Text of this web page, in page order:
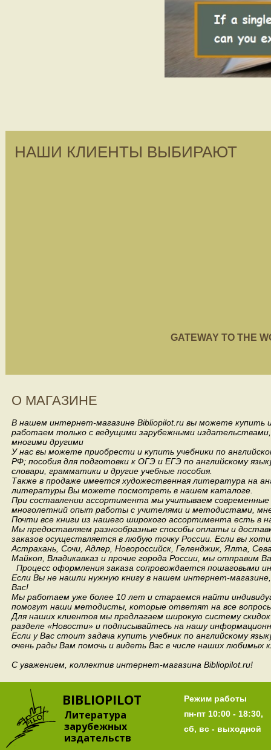
НАШИ КЛИЕНТЫ ВЫБИРАЮТ
GATEWAY TO THE
О МАГАЗИНЕ
В нашем интернет-магазине Bibliopilot.ru вы можете купить
работаем только с ведущими зарубежными издательствами,
многими другими
У нас вы можете приобрести и купить учебники по
РФ; пособия для подготовки к ОГЭ и ЕГЭ по английскому
словари, грамматики и другие учебные пособия.
Также в продаже имеется художественная литература на
литературы Вы можете посмотреть в нашем каталоге.
При составлении ассортимента мы учитываем
многолетний опыт работы с учителями и методистами,
Почти все книги из нашего широкого ассортимента есть в
Мы предоставляем разнообразные способы оплаты и
заказов осуществляется в любую точку России. Если вы
Астрахань, Сочи, Адлер, Новороссийск, Геленджик, Ялта,
Майкоп, Владикавказ и прочие города России, мы отправим
Процесс оформления заказа сопровождается пошаговыми
Если Вы не нашли нужную книгу в нашем интернет-
Вас!
Мы работаем уже более 10 лет и стараемся найти
помогут наши методисты, которые ответят на все
Для наших клиентов мы предлагаем широкую систему
разделе «Новости» и подписывайтесь на нашу
Если у Вас стоит задача купить учебник по английскому
очень рады Вам помочь и видеть Вас в числе наших любимых
С уважением, коллектив интернет-магазина Bibliopilot.ru!
BIBLIOPILOT
Литература
зарубежных
издательств
Режим работы
пн-пт 10:00 - 18:30,
сб, вс - выходной